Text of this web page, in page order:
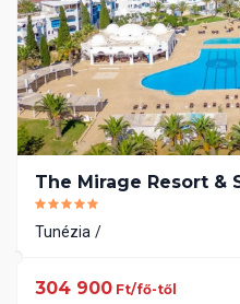
The Mirage Resort &
Tunézia
304 900 Ft/fő-től